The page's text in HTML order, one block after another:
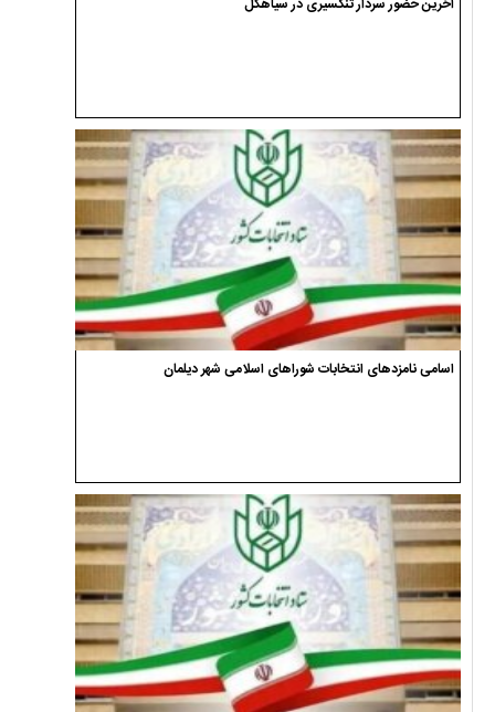
اسامی نامزدهای انتخابات شوراهای اسلامی شهر دیلمان